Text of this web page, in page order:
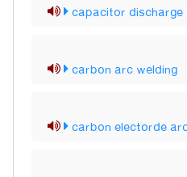
capacitor discharge
carbon arc welding
carbon electorde